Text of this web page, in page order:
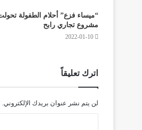
“ميساء فزع” أحلام الطفولة
مشروع تجاري رابح
2022-01-10
اترك تعليقاً
لن يتم نشر عنوان بريدك الإلكتروني.